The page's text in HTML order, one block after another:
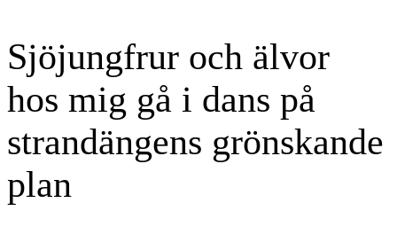
Sjöjungfrur och älvor
hos mig gå i dans på
strandängens grönskande
plan